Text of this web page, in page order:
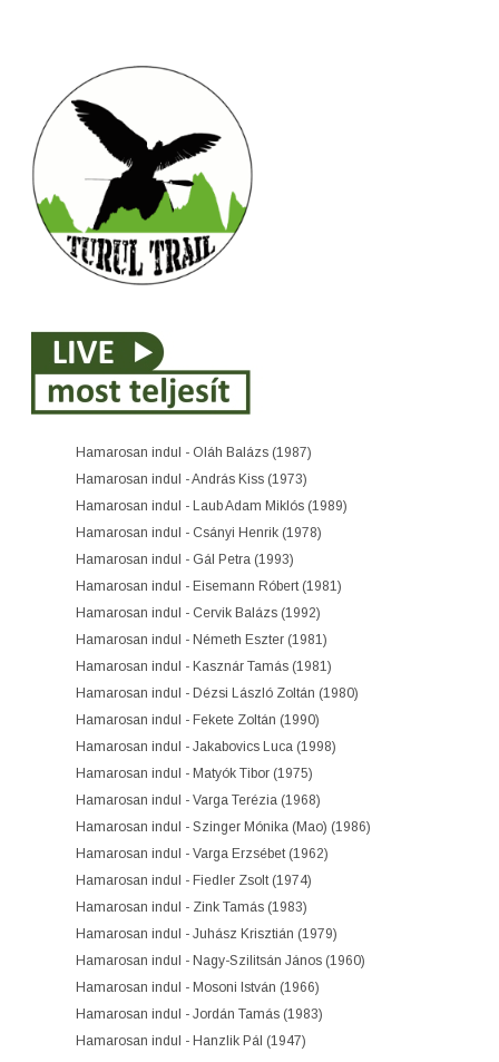
Hamarosan indul - Oláh Balázs (1987)
Hamarosan indul - András Kiss (1973)
Hamarosan indul - Laub Adam Miklós (1989)
Hamarosan indul - Csányi Henrik (1978)
Hamarosan indul - Gál Petra (1993)
Hamarosan indul - Eisemann Róbert (1981)
Hamarosan indul - Cervik Balázs (1992)
Hamarosan indul - Németh Eszter (1981)
Hamarosan indul - Kasznár Tamás (1981)
Hamarosan indul - Dézsi László Zoltán (1980)
Hamarosan indul - Fekete Zoltán (1990)
Hamarosan indul - Jakabovics Luca (1998)
Hamarosan indul - Matyók Tibor (1975)
Hamarosan indul - Varga Terézia (1968)
Hamarosan indul - Szinger Mónika (Mao) (1986)
Hamarosan indul - Varga Erzsébet (1962)
Hamarosan indul - Fiedler Zsolt (1974)
Hamarosan indul - Zink Tamás (1983)
Hamarosan indul - Juhász Krisztián (1979)
Hamarosan indul - Nagy-Szilitsán János (1960)
Hamarosan indul - Mosoni István (1966)
Hamarosan indul - Jordán Tamás (1983)
Hamarosan indul - Hanzlik Pál (1947)